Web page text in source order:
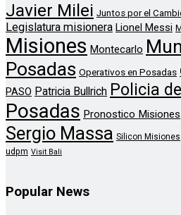
Javier Milei Juntos por el
Legislatura misionera Lionel Messi
Misiones Montecarlo
Posadas Operativos en Posadas
PASO Patricia Bullrich Policia
Posadas Pronostico Misiones
Sergio Massa Silicon Misiones
udpm Visit Bali
Popular News